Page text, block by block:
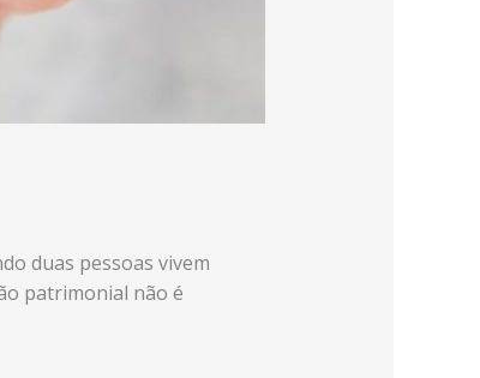
duas pessoas vivem
patrimonial não é